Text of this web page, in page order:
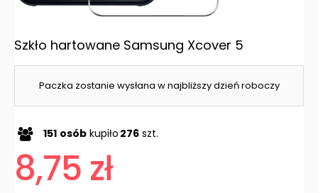
Paczka zostanie wysłana w najbliższy dzień roboczy
Szkło hartowane Samsung Xcover 5
151 osób kupiło 276 szt.
8,75 zł